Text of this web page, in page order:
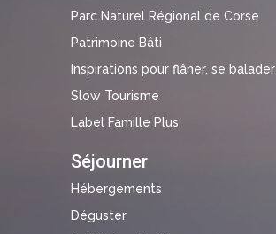
Parc Naturel Régional de Corse
Patrimoine Bâti
Inspirations pour flâner, se balader
Slow Tourisme
Label Famille Plus
Séjourner
Hébergements
Déguster